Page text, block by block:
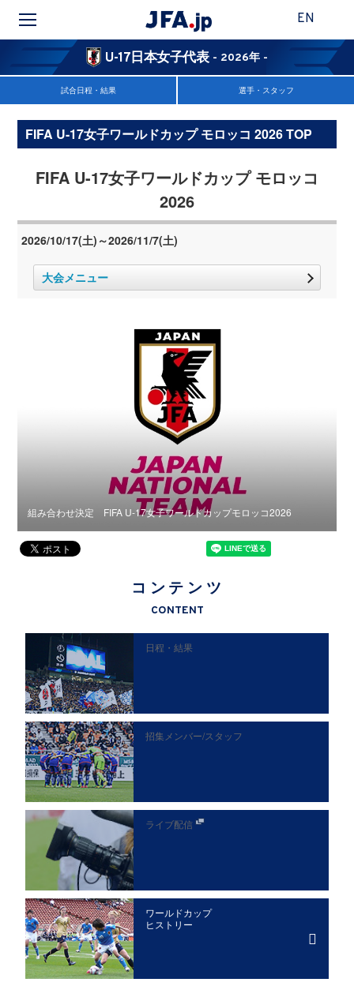
EN
U-17日本女子代表 - 2026年 -
試合日程・結果 選手・スタッフ
FIFA U-17女子ワールドカップ モロッコ 2026 TOP
FIFA U-17女子ワールドカップ モロッコ
2026
2026/10/17(土)～2026/11/7(土)
大会メニュー
組み合わせ決定 FIFA U-17女子ワールドカップモロッコ2026
コンテンツ
CONTENT
日程・結果
招集メンバー/スタッフ
ライブ配信
ワールドカップ
ヒストリー